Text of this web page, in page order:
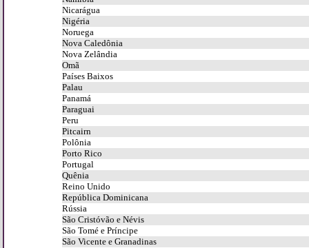
Nicarágua
Nigéria
Noruega
Nova Caledônia
Nova Zelândia
Omã
Países Baixos
Palau
Panamá
Paraguai
Peru
Pitcairn
Polônia
Porto Rico
Portugal
Quênia
Reino Unido
República Dominicana
Rússia
São Cristóvão e Névis
São Tomé e Príncipe
São Vicente e Granadinas